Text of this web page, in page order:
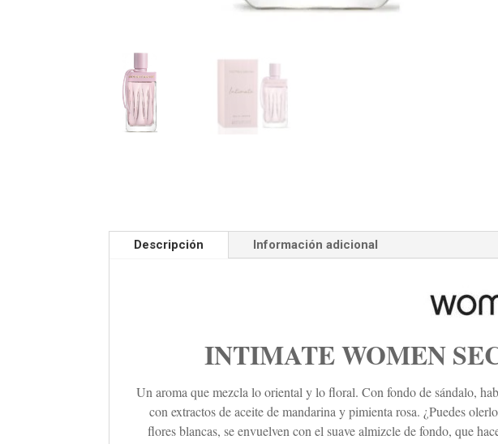
Descripción Información adicional
INTIMATE WOMEN
Un aroma que mezcla lo oriental y lo floral. Con fondo de sándalo,
con extractos de aceite de mandarina y pimienta rosa. ¿Puedes
flores blancas, se envuelven con el suave almizcle de fondo, que